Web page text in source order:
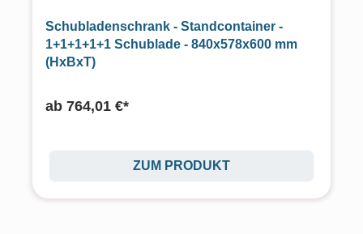
Schubladenschrank - Standcontainer -
1+1+1+1+1 Schublade - 840x578x600 mm
(HxBxT)
ab 764,01 €*
ZUM PRODUKT